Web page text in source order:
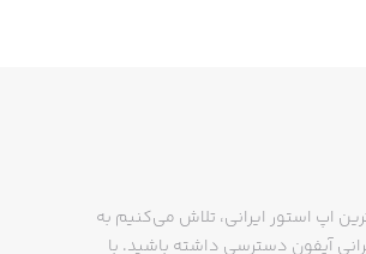
اپ استور ایرانی، تلاش می‌کنیم به
آیفون دسترسی داشته باشید. با